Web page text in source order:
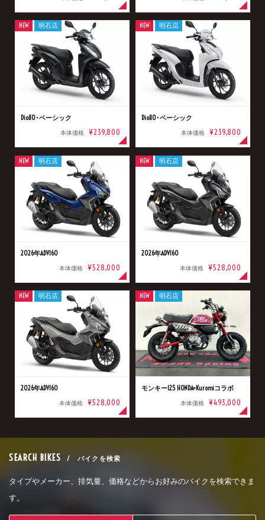
Dio110･ベーシック
本体価格 ¥239,800
NEW 明石店
Dio110･ベーシック
本体価格 ¥239,800
NEW 明石店
2026年ADV160
本体価格 ¥528,000
NEW 明石店
2026年ADV160
本体価格 ¥528,000
NEW 明石店
2026年ADV160
本体価格 ¥528,000
NEW 明石店
モンキー125 HONDA×Kuromiコラボ
本体価格 ¥493,000
NEW 明石店
SEARCH BIKES / バイクを検索
タイプやメーカー、排気量、価格などからお好みのバイクを検索できま
す。